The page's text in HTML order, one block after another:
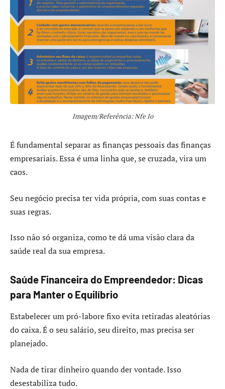
Imagem/Referência: Nfe Io
É fundamental separar as finanças pessoais das finanças
empresariais. Essa é uma linha que, se cruzada, vira um
caos.
Seu negócio precisa ter vida própria, com suas contas e
suas regras.
Isso não só organiza, como te dá uma visão clara da
saúde real da sua empresa.
Saúde Financeira do Empreendedor: Dicas
para Manter o Equilíbrio
Estabelecer um pró-labore fixo evita retiradas aleatórias
do caixa. É o seu salário, seu direito, mas precisa ser
planejado.
Nada de tirar dinheiro quando der vontade. Isso
desestabiliza tudo.